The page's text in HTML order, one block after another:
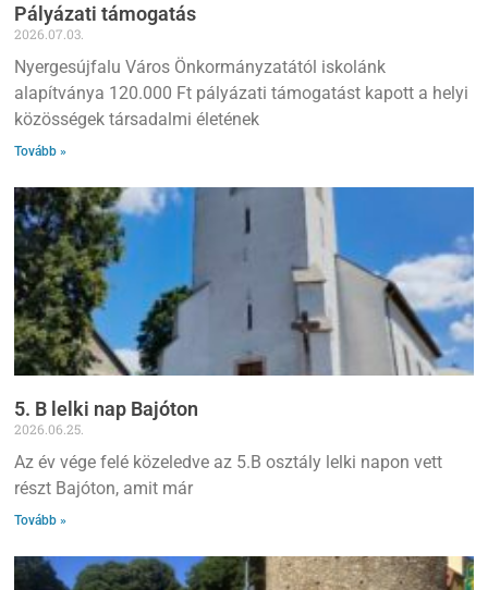
Pályázati támogatás
2026.07.03.
Nyergesújfalu Város Önkormányzatától iskolánk
alapítványa 120.000 Ft pályázati támogatást kapott a helyi
közösségek társadalmi életének
Tovább »
5. B lelki nap Bajóton
2026.06.25.
Az év vége felé közeledve az 5.B osztály lelki napon vett
részt Bajóton, amit már
Tovább »